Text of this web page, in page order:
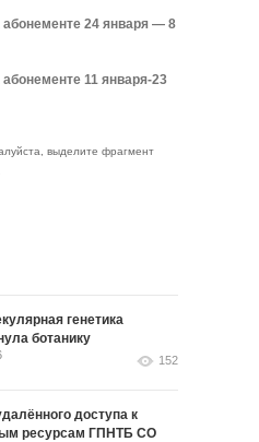
24 января — 8
11 января-23
выделите фрагмент
генетика
ботанику
152
доступа к
ресурсам ГПНТБ СО